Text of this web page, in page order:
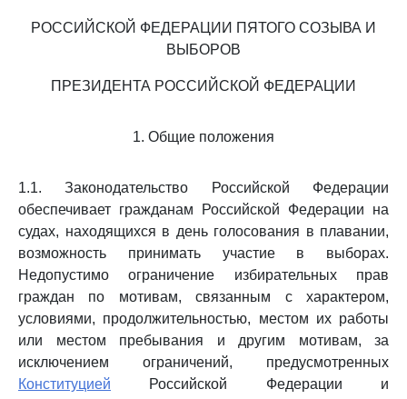
РОССИЙСКОЙ ФЕДЕРАЦИИ ПЯТОГО СОЗЫВА И
ВЫБОРОВ
ПРЕЗИДЕНТА РОССИЙСКОЙ ФЕДЕРАЦИИ
1. Общие положения
1.1. Законодательство Российской Федерации
обеспечивает гражданам Российской Федерации на
судах, находящихся в день голосования в плавании,
возможность принимать участие в выборах.
Недопустимо ограничение избирательных прав
граждан по мотивам, связанным с характером,
условиями, продолжительностью, местом их работы
или местом пребывания и другим мотивам, за
исключением ограничений, предусмотренных
Конституцией Российской Федерации и